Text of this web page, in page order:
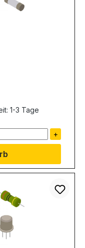
1-3 Tage
+